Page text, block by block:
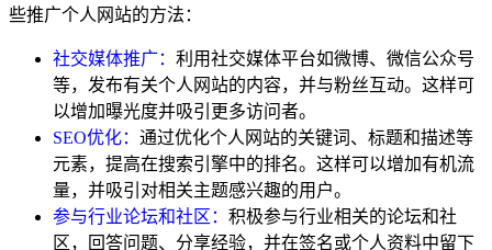
些推广个人网站的方法：
社交媒体推广： 利用社交媒体平台如微博、微信公众号
等，发布有关个人网站的内容，并与粉丝互动。这样可
以增加曝光度并吸引更多访问者。
SEO优化： 通过优化个人网站的关键词、标题和描述等
元素，提高在搜索引擎中的排名。这样可以增加有机流
量，并吸引对相关主题感兴趣的用户。
参与行业论坛和社区： 积极参与行业相关的论坛和社
区，回答问题、分享经验，并在签名或个人资料中留下